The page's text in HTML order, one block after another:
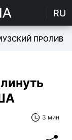
RU
ПРОЛИВ
3 мин